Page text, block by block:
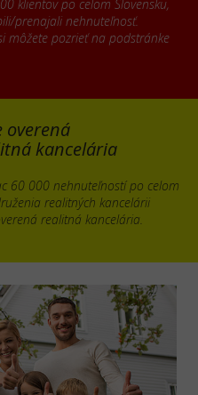
klientov po celom Slovensku,
prenajali nehnuteľnosť.
môžete pozrieť na podstránke
overená
kancelária
60 000 nehnuteľností po celom
realitných kancelárii
realitná kancelária.